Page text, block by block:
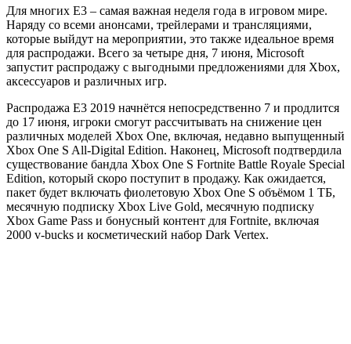
Для многих E3 – самая важная неделя года в игровом мире.
Наряду со всеми анонсами, трейлерами и трансляциями,
которые выйдут на мероприятии, это также идеальное время
для распродажи. Всего за четыре дня, 7 июня, Microsoft
запустит распродажу с выгодными предложениями для Xbox,
аксессуаров и различных игр.
Распродажа E3 2019 начнётся непосредственно 7 и продлится
до 17 июня, игроки смогут рассчитывать на снижение цен
различных моделей Xbox One, включая, недавно выпущенный
Xbox One S All-Digital Edition. Наконец, Microsoft подтвердила
существование бандла Xbox One S Fortnite Battle Royale Special
Edition, который скоро поступит в продажу. Как ожидается,
пакет будет включать фиолетовую Xbox One S объёмом 1 ТБ,
месячную подписку Xbox Live Gold, месячную подписку
Xbox Game Pass и бонусный контент для Fortnite, включая
2000 v-bucks и косметический набор Dark Vertex.